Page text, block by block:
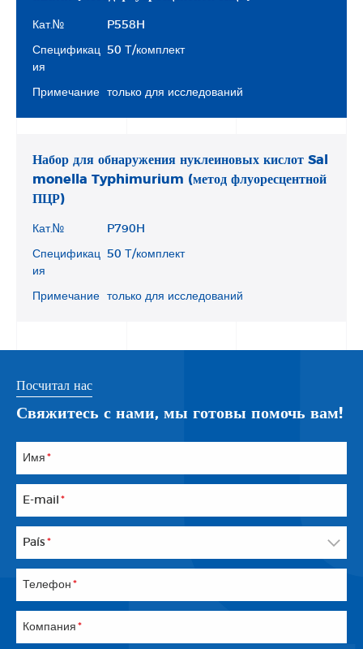
Кат.№ P558H
Спецификац
ия
50 Т/комплект
Примечание только для исследований
Набор для обнаружения нуклеиновых кислот Sal
monella Typhimurium (метод флуоресцентной
ПЦР)
Кат.№ P790H
Спецификац
ия
50 Т/комплект
Примечание только для исследований
Посчитал нас
Свяжитесь с нами, мы готовы помочь вам!
Имя *
E-mail *
País *
Телефон *
Компания *